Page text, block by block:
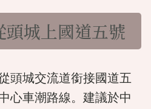
城上國道五號
頭城交流道銜接國道五
心車潮路線。建議於中